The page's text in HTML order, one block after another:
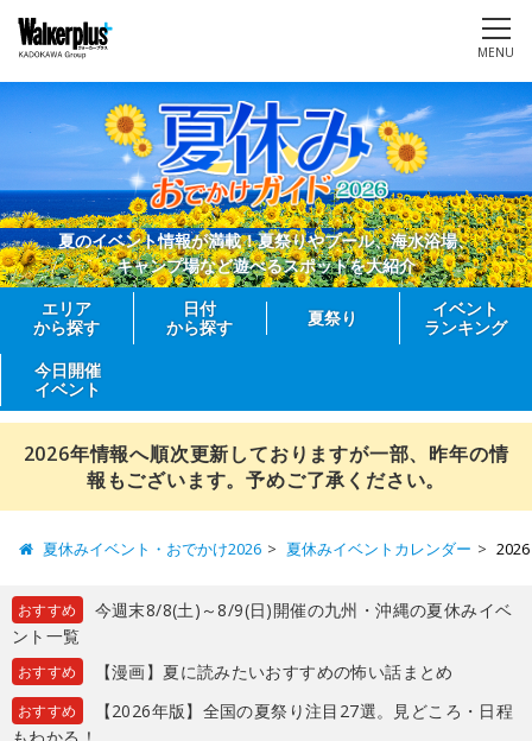
MENU
夏のイベント情報が満載！夏祭りやプール、海水浴場、
キャンプ場など遊べるスポットを大紹介
エリア
から探す
日付
から探す
夏祭り
イベント
ランキング
今日開催
イベント
2026年情報へ順次更新しておりますが一部、昨年の情
報もございます。予めご了承ください。
夏休みイベント・おでかけ2026 夏休みイベントカレンダー
おすすめ
今週末8/8(土)～8/9(日)開催の九州・沖縄の夏休みイベ
ント一覧
おすすめ 【漫画】夏に読みたいおすすめの怖い話まとめ
おすすめ
【2026年版】全国の夏祭り注目27選。見どころ・日程
もわかる！